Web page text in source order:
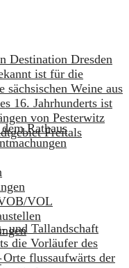
Rathaus
VOL
Destination Dresden
ist für die
sächsischen Weine aus
16. Jahrhunderts ist
von Pesterwitz
Freitals
und Tallandschaft
die Vorläufer des
Orte flussaufwärts der